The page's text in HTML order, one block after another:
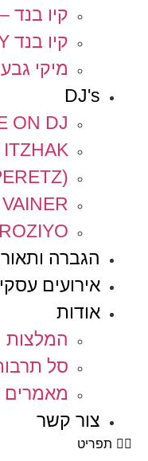
קיו בנד
קיו בנד PARTY
מיקי גבע Live
DJ's
ON DJ
הגברה
אירועים
אודות
המלצות
סל
מאמרים
צור קשר
תפריט